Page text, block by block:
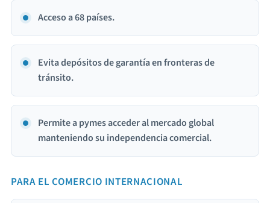
Acceso a 68 países.
Evita depósitos de garantía en fronteras de
tránsito.
Permite a pymes acceder al mercado global
manteniendo su independencia comercial.
PARA EL COMERCIO INTERNACIONAL